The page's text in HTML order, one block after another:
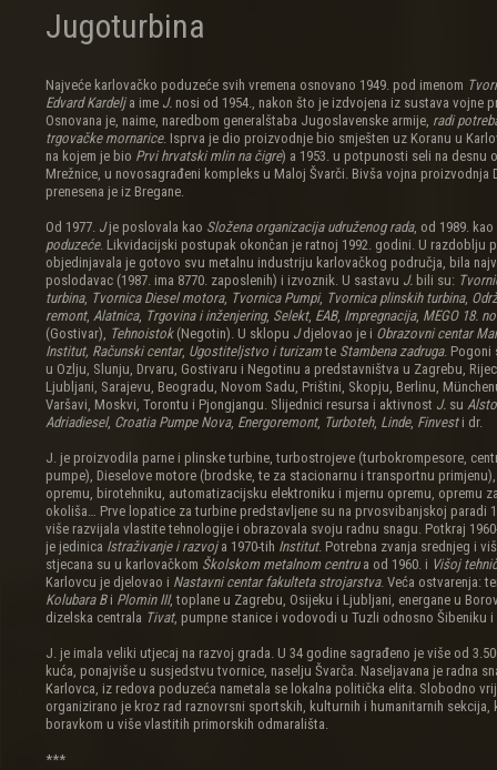
Jugoturbina
Najveće karlovačko poduzeće svih vremena osnovano 1949. pod imenom
Edvard Kardelja ime J. nosi od 1954., nakon što je izdvojena iz sustava vojne
Osnovana je, naime, naredbom generalštaba Jugoslavenske armije, radi
trgovačke mornarice. Isprva je dio proizvodnje bio smješten uz Koranu u
na kojem je bio Prvi hrvatski mlin na čigre) a 1953. u potpunosti seli na desnu
Mrežnice, u novosagrađeni kompleks u Maloj Švarči. Bivša vojna proizvodnja
prenesena je iz Bregane.
Od 1977. Jje poslovala kao Složena organizacija udruženog rada, od 1989. kao
poduzeće. Likvidacijski postupak okončan je ratnoj 1992. godini. U razdoblju
objedinjavala je gotovo svu metalnu industriju karlovačkog područja, bila
poslodavac (1987. ima 8770. zaposlenih) i izvoznik. U sastavu J. bili su:
turbina, Tvornica Diesel motora, Tvornica Pumpi, Tvornica plinskih turbina,
remont, Alatnica, Trgovina i inženjering, Selekt, EAB, Impregnacija, MEGO 18.
(Gostivar), Tehnoistok(Negotin). U sklopu Jdjelovao je i Obrazovni centar
Institut, Računski centar, Ugostiteljstvo i turizamte Stambena zadruga. Pogoni
u Ozlju, Slunju, Drvaru, Gostivaru i Negotinu a predstavništva u Zagrebu,
Ljubljani, Sarajevu, Beogradu, Novom Sadu, Prištini, Skopju, Berlinu,
Varšavi, Moskvi, Torontu i Pjongjangu. Slijednici resursa i aktivnost J. su
Adriadiesel, Croatia Pumpe Nova, Energoremont, Turboteh, Linde, Finvesti dr.
J. je proizvodila parne i plinske turbine, turbostrojeve (turbokrompesore,
pumpe), Dieselove motore (brodske, te za stacionarnu i transportnu
opremu, birotehniku, automatizacijsku elektroniku i mjernu opremu, opremu
okoliša… Prve lopatice za turbine predstavljene su na prvosvibanjskoj paradi
više razvijala vlastite tehnologije i obrazovala svoju radnu snagu. Potkraj
je jedinica Istraživanje i razvoja 1970-tih Institut. Potrebna zvanja srednjeg i
stjecana su u karlovačkom Školskom metalnom centrua od 1960. i Višoj
Karlovcu je djelovao i Nastavni centar fakulteta strojarstva. Veća ostvarenja:
Kolubara Bi Plomin III, toplane u Zagrebu, Osijeku i Ljubljani, energane u
dizelska centrala Tivat, pumpne stanice i vodovodi u Tuzli odnosno Šibeniku i
J. je imala veliki utjecaj na razvoj grada. U 34 godine sagrađeno je više od
kuća, ponajviše u susjedstvu tvornice, naselju Švarča. Naseljavana je radna
Karlovca, iz redova poduzeća nametala se lokalna politička elita. Slobodno
organizirano je kroz rad raznovrsni sportskih, kulturnih i humanitarnih sekcija,
boravkom u više vlastitih primorskih odmarališta.
***